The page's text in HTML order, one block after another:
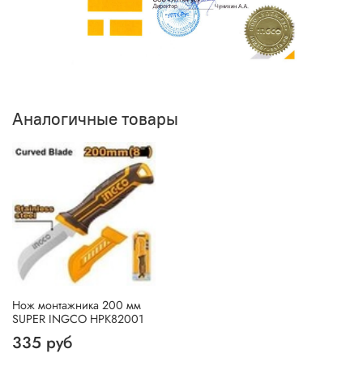
Аналогичные товары
Нож монтажника 200 мм
SUPER INGCO HPK82001
335 руб